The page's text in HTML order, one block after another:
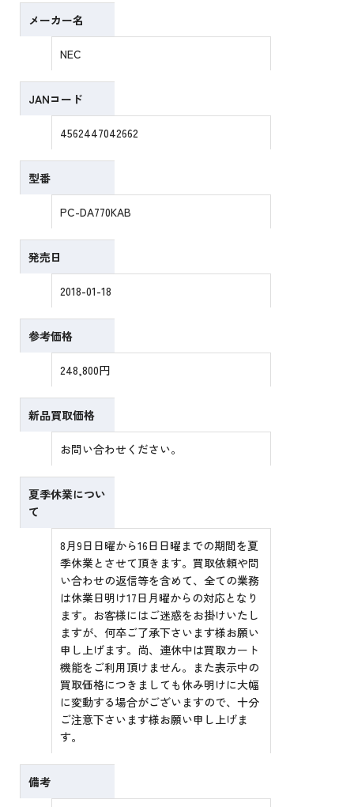
メーカー名
NEC
JANコード
4562447042662
型番
PC-DA770KAB
発売日
2018-01-18
参考価格
248,800円
新品買取価格
お問い合わせください。
夏季休業につい
て
8月9日日曜から16日日曜までの期間を夏
季休業とさせて頂きます。買取依頼や問
い合わせの返信等を含めて、全ての業務
は休業日明け17日月曜からの対応となり
ます。お客様にはご迷惑をお掛けいたし
ますが、何卒ご了承下さいます様お願い
申し上げます。尚、連休中は買取カート
機能をご利用頂けません。また表示中の
買取価格につきましても休み明けに大幅
に変動する場合がございますので、十分
ご注意下さいます様お願い申し上げま
す。
備考